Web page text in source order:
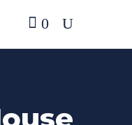
0